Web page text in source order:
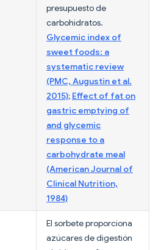
presupuesto de
carbohidratos.
Glycemic index of
sweet foods: a
systematic review
(PMC, Augustin et al.
2015); Effect of fat on
gastric emptying of
and glycemic
response to a
carbohydrate meal
(American Journal of
Clinical Nutrition,
1984)
El sorbete proporciona
azúcares de digestión